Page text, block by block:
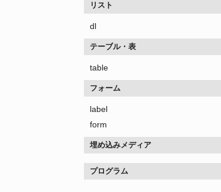
リスト
dl
テーブル・表
table
フォーム
label
form
埋め込みメディア
プログラム